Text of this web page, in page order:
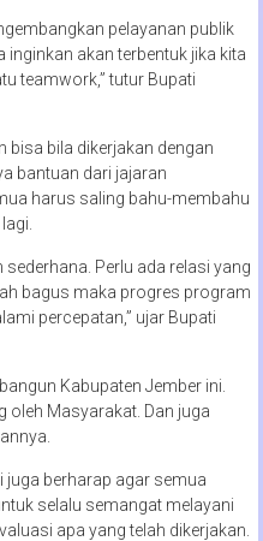
pelayanan publik
akan terbentuk jika kita
teamwork,” tutur Bupati
bisa bila dikerjakan dengan
bantuan dari jajaran
harus saling bahu-membahu
Perlu ada relasi yang
bagus maka progres program
percepatan,” ujar Bupati
Kabupaten Jember ini.
oleh Masyarakat. Dan juga
juga berharap agar semua
selalu semangat melayani
apa yang telah dikerjakan.